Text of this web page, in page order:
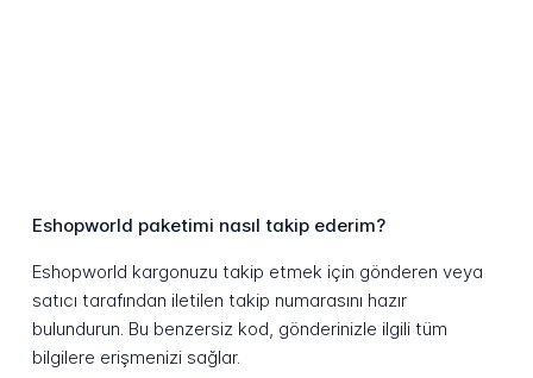
Eshopworld paketimi nasıl takip ederim?
Eshopworld kargonuzu takip etmek için gönderen veya
satıcı tarafından iletilen takip numarasını hazır
bulundurun. Bu benzersiz kod, gönderinizle ilgili tüm
bilgilere erişmenizi sağlar.